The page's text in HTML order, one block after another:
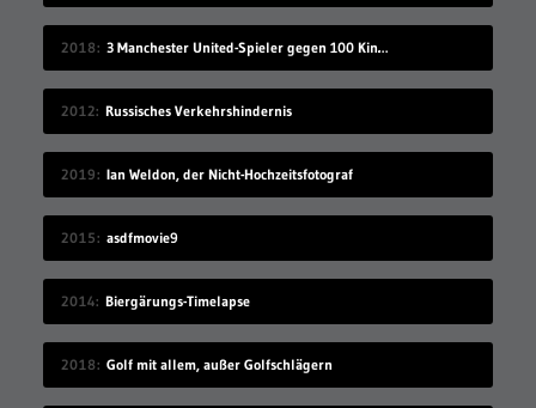
2018 3 Manchester United-Spieler gegen 100 Kinder
2012 Russisches Verkehrshindernis
2019 Ian Weldon, der Nicht-Hochzeitsfotograf
2015 asdfmovie9
2014 Biergärungs-Timelapse
2018 Golf mit allem, außer Golfschlägern